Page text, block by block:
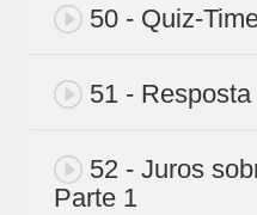
50 - Quiz-
51 - Resposta
52 - Juros
Parte 1